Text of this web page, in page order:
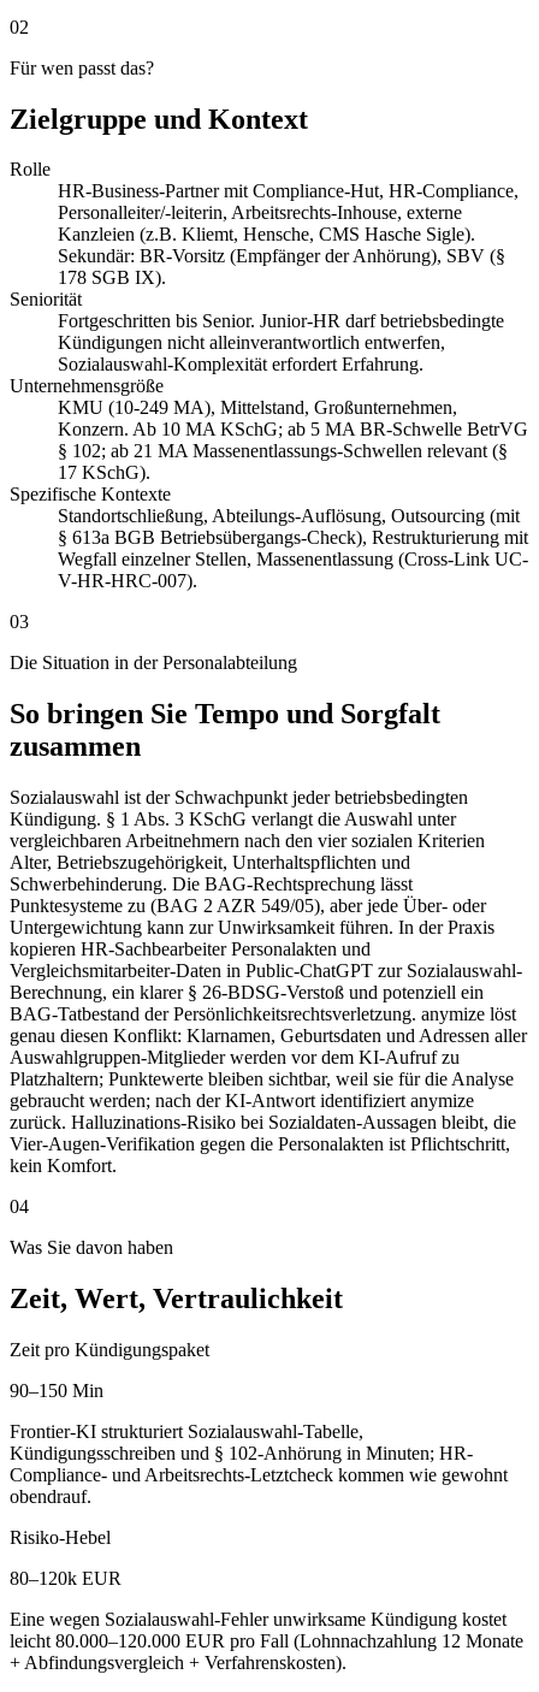
02
Für wen passt das?
Zielgruppe und Kontext
Rolle
HR-Business-Partner mit Compliance-Hut, HR-Compliance,
Personalleiter/-leiterin, Arbeitsrechts-Inhouse, externe
Kanzleien (z.B. Kliemt, Hensche, CMS Hasche Sigle).
Sekundär: BR-Vorsitz (Empfänger der Anhörung), SBV (§
178 SGB IX).
Seniorität
Fortgeschritten bis Senior. Junior-HR darf betriebsbedingte
Kündigungen nicht alleinverantwortlich entwerfen,
Sozialauswahl-Komplexität erfordert Erfahrung.
Unternehmensgröße
KMU (10-249 MA), Mittelstand, Großunternehmen,
Konzern. Ab 10 MA KSchG; ab 5 MA BR-Schwelle BetrVG
§ 102; ab 21 MA Massenentlassungs-Schwellen relevant (§
17 KSchG).
Spezifische Kontexte
Standortschließung, Abteilungs-Auflösung, Outsourcing (mit
§ 613a BGB Betriebsübergangs-Check), Restrukturierung mit
Wegfall einzelner Stellen, Massenentlassung (Cross-Link UC-
V-HR-HRC-007).
03
Die Situation in der Personalabteilung
So bringen Sie Tempo und Sorgfalt
zusammen
Sozialauswahl ist der Schwachpunkt jeder betriebsbedingten
Kündigung. § 1 Abs. 3 KSchG verlangt die Auswahl unter
vergleichbaren Arbeitnehmern nach den vier sozialen Kriterien
Alter, Betriebszugehörigkeit, Unterhaltspflichten und
Schwerbehinderung. Die BAG-Rechtsprechung lässt
Punktesysteme zu (BAG 2 AZR 549/05), aber jede Über- oder
Untergewichtung kann zur Unwirksamkeit führen. In der Praxis
kopieren HR-Sachbearbeiter Personalakten und
Vergleichsmitarbeiter-Daten in Public-ChatGPT zur Sozialauswahl-
Berechnung, ein klarer § 26-BDSG-Verstoß und potenziell ein
BAG-Tatbestand der Persönlichkeitsrechtsverletzung. anymize löst
genau diesen Konflikt: Klarnamen, Geburtsdaten und Adressen aller
Auswahlgruppen-Mitglieder werden vor dem KI-Aufruf zu
Platzhaltern; Punktewerte bleiben sichtbar, weil sie für die Analyse
gebraucht werden; nach der KI-Antwort identifiziert anymize
zurück. Halluzinations-Risiko bei Sozialdaten-Aussagen bleibt, die
Vier-Augen-Verifikation gegen die Personalakten ist Pflichtschritt,
kein Komfort.
04
Was Sie davon haben
Zeit, Wert, Vertraulichkeit
Zeit pro Kündigungspaket
90–150 Min
Frontier-KI strukturiert Sozialauswahl-Tabelle,
Kündigungsschreiben und § 102-Anhörung in Minuten; HR-
Compliance- und Arbeitsrechts-Letztcheck kommen wie gewohnt
obendrauf.
Risiko-Hebel
80–120k EUR
Eine wegen Sozialauswahl-Fehler unwirksame Kündigung kostet
leicht 80.000–120.000 EUR pro Fall (Lohnnachzahlung 12 Monate
+ Abfindungsvergleich + Verfahrenskosten).